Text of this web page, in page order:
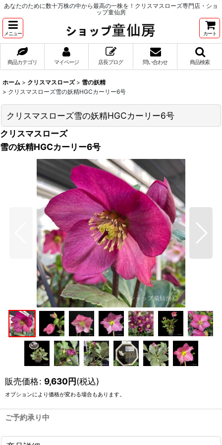
あなたのために数十万株の中から最高の一株を！クリスマスローズ専門店・ショ
ップ童仙房
メニュー カート
商品カテゴリ マイページ 店長ブログ 問い合わせ 商品検索
ホーム > クリスマスローズ > 雪の妖精
> クリスマスローズ雪の妖精HGCカーリー6号
クリスマスローズ雪の妖精HGCカーリー6号
クリスマスローズ
雪の妖精HGCカーリー6号
販売価格: 9,630円(税込)
オプションにより価格が変わる場合もあります。
ご予約承り中